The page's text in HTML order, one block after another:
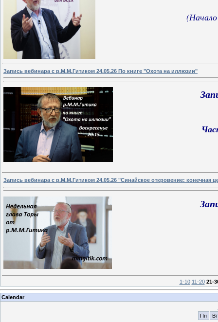
(Начало
Запись вебинара с р.М.М.Гитиком 24.05.26 По книге "Охота на иллюзии"
Запись вебинара с р.М.М.Гитиком 24.05.26 "Синайское откровение: конечная
1-10 11-20 21-
Calendar
Пн
Вт